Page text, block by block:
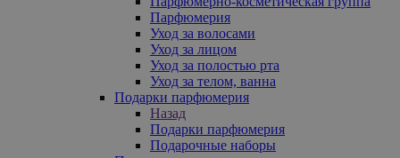
Парфюмерия
Уход за волосами
Уход за лицом
Уход за полостью рта
Уход за телом, ванна
Подарки парфюмерия
Назад
Подарки парфюмерия
Подарочные наборы